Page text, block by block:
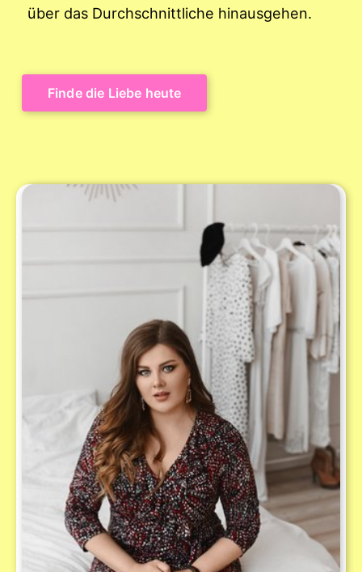
über das Durchschnittliche hinausgehen.
Finde die Liebe heute